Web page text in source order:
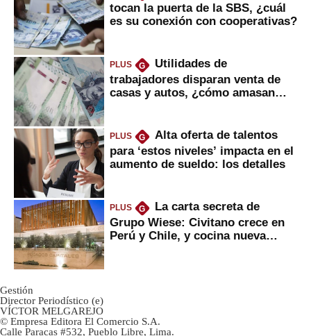
tocan la puerta de la SBS, ¿cuál
es su conexión con cooperativas?
PLUS G
Utilidades de
trabajadores disparan venta de
casas y autos, ¿cómo amasan
PLUS G
Alta oferta de talentos
para ‘estos niveles’ impacta en el
aumento de sueldo: los detalles
PLUS G
La carta secreta de
Grupo Wiese: Civitano crece en
Perú y Chile, y cocina nueva
Gestión
Director Periodístico (e)
VÍCTOR MELGAREJO
© Empresa Editora El Comercio S.A.
Calle Paracas #532, Pueblo Libre, Lima.